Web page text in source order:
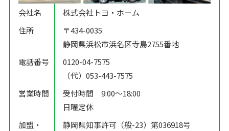
会社名
株式会社トヨ・ホーム
住所
〒434-0035
静岡県浜松市浜名区寺島2755番地
電話番号
0120-04-7575
（代）053-443-7575
営業時間
受付時間 9:00〜18:00
日曜定休
加盟・
静岡県知事許可（般-23）第036918号